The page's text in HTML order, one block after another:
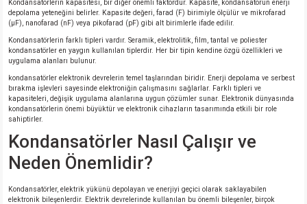
Kondansatörlerin kapasitesi, bir diğer önemli faktördür. Kapasite, kondansatörün enerji
depolama yeteneğini belirler. Kapasite değeri, farad (F) birimiyle ölçülür ve mikrofarad
(µF), nanofarad (nF) veya pikofarad (pF) gibi alt birimlerle ifade edilir.
Kondansatörlerin farklı tipleri vardır. Seramik, elektrolitik, film, tantal ve poliester
kondansatörler en yaygın kullanılan tiplerdir. Her bir tipin kendine özgü özellikleri ve
uygulama alanları bulunur.
kondansatörler elektronik devrelerin temel taşlarından biridir. Enerji depolama ve serbest
bırakma işlevleri sayesinde elektroniğin çalışmasını sağlarlar. Farklı tipleri ve
kapasiteleri, değişik uygulama alanlarına uygun çözümler sunar. Elektronik dünyasında
kondansatörlerin önemi büyüktür ve elektronik cihazların tasarımında etkili bir role
sahiptirler.
Kondansatörler Nasıl Çalışır ve
Neden Önemlidir?
Kondansatörler, elektrik yükünü depolayan ve enerjiyi geçici olarak saklayabilen
elektronik bileşenlerdir. Elektrik devrelerinde kullanılan bu önemli bileşenler, birçok